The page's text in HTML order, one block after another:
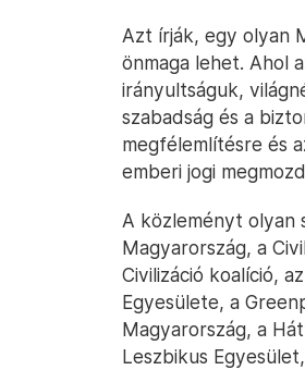
Azt írják, egy olyan
önmaga lehet. Ahol
irányultságuk,
szabadság és a
megfélemlítésre és
emberi jogi
A közleményt olyan
Magyarország, a
Civilizáció koalíció,
Egyesülete, a
Magyarország, a
Leszbikus